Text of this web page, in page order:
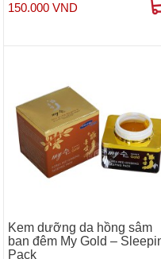
150.000 VND
Kem dưỡng da hồng sâm
ban đêm My Gold –
Pack